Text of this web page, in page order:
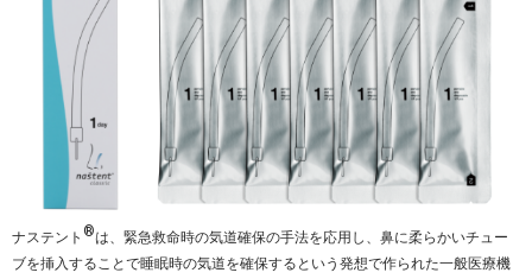
ナステント ®は、緊急救命時の気道確保の手法を応用し、鼻に柔らかいチュー
ブを挿入することで睡眠時の気道を確保するという発想で作られた一般医療機